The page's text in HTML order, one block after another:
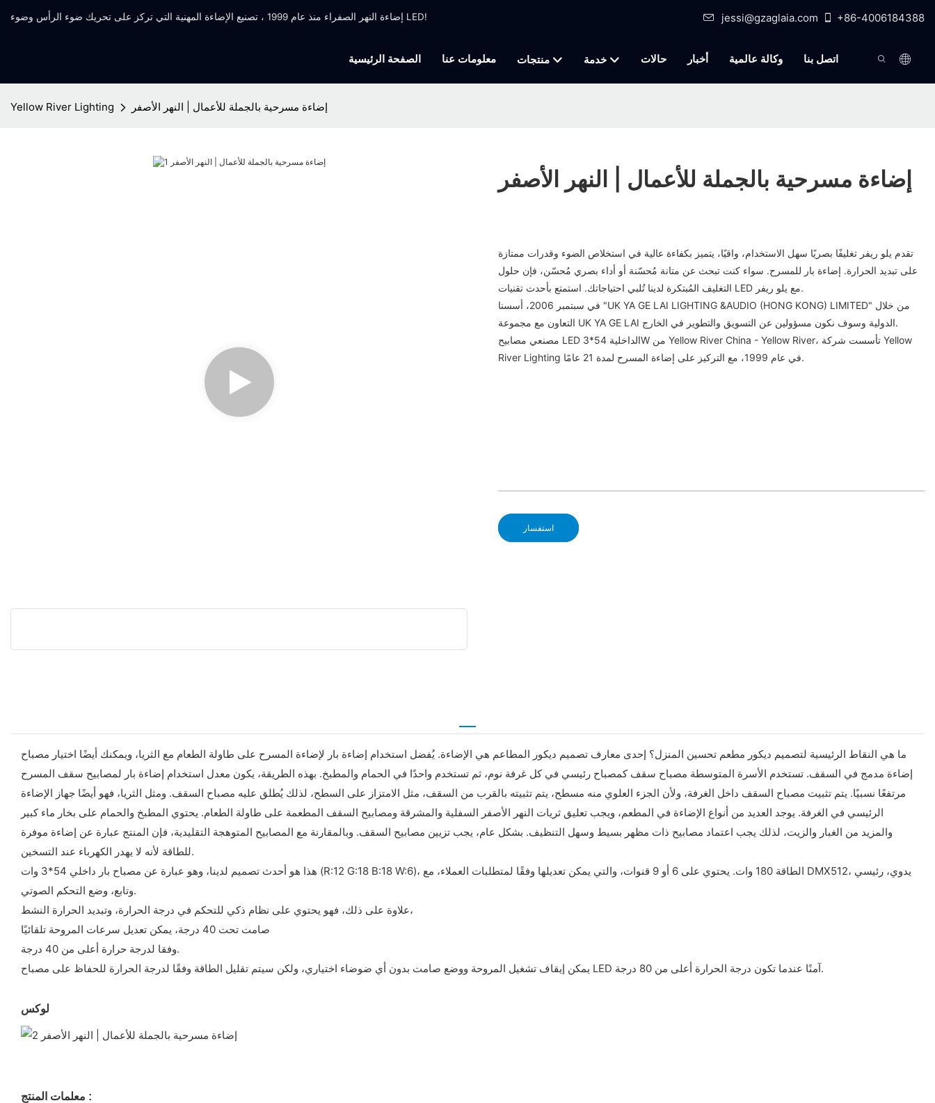
إضاءة النهر الصفراء منذ عام 1999 ، تصنيع الإضاءة المهنية التي تركز على تحريك ضوء الرأس وضوء LED! jessi@gzaglaia.com +86-4006184388
الصفحة الرئيسية معلومات عنا منتجات خدمة حالات أخبار وكالة عالمية اتصل بنا
Yellow River Lighting إضاءة مسرحية بالجملة للأعمال | النهر الأصفر
إضاءة مسرحية بالجملة للأعمال | النهر الأصفر
تقدم يلو ريفر تغليفًا بصريًا سهل الاستخدام، واقيًا، يتميز بكفاءة عالية في استخلاص الضوء وقدرات ممتازة
على تبديد الحرارة. إضاءة بار للمسرح. سواء كنت تبحث عن متانة مُحسّنة أو أداء بصري مُحسّن، فإن حلول
التغليف المُبتكرة لدينا تُلبي احتياجاتك. استمتع بأحدث تقنيات LED مع يلو ريفر.
في سبتمبر 2006، أسسنا "UK YA GE LAI LIGHTING &AUDIO (HONG KONG) LIMITED" من خلال
التعاون مع مجموعة UK YA GE LAI الدولية وسوف نكون مسؤولين عن التسويق والتطوير في الخارج.
مصنعي مصابيح LED الداخلية 54*3W من Yellow River China - Yellow River، تأسست شركة Yellow
River Lighting في عام 1999، مع التركيز على إضاءة المسرح لمدة 21 عامًا.
استفسار
ما هي النقاط الرئيسية لتصميم ديكور مطعم تحسين المنزل؟ إحدى معارف تصميم ديكور المطاعم هي الإضاءة. يُفضل استخدام إضاءة بار لإضاءة المسرح على طاولة الطعام مع الثريا، ويمكنك أيضًا اختيار مصباح
إضاءة مدمج في السقف. تستخدم الأسرة المتوسطة مصباح سقف كمصباح رئيسي في كل غرفة نوم، ثم تستخدم واحدًا في الحمام والمطبخ. بهذه الطريقة، يكون معدل استخدام إضاءة بار لمصابيح سقف المسرح
مرتفعًا نسبيًا. يتم تثبيت مصباح السقف داخل الغرفة، ولأن الجزء العلوي منه مسطح، يتم تثبيته بالقرب من السقف، مثل الامتزاز على السطح، لذلك يُطلق عليه مصباح السقف. ومثل الثريا، فهو أيضًا جهاز الإضاءة
الرئيسي في الغرفة. يوجد العديد من أنواع الإضاءة في المطعم، ويجب تعليق ثريات النهر الأصفر السفلية والمشرقة ومصابيح السقف المطعمة على طاولة الطعام. يحتوي المطبخ والحمام على بخار ماء كبير
والمزيد من الغبار والزيت، لذلك يجب اعتماد مصابيح ذات مظهر بسيط وسهل التنظيف. بشكل عام، يجب تزيين مصابيح السقف. وبالمقارنة مع المصابيح المتوهجة التقليدية، فإن المنتج عبارة عن إضاءة موفرة
للطاقة لأنه لا يهدر الكهرباء عند التسخين.
هذا هو أحدث تصميم لدينا، وهو عبارة عن مصباح بار داخلي 54*3 وات (R:12 G:18 B:18 W:6)، الطاقة 180 وات. يحتوي على 6 أو 9 قنوات، والتي يمكن تعديلها وفقًا لمتطلبات العملاء، مع DMX512، يدوي، رئيسي
وتابع، وضع التحكم الصوتي.
علاوة على ذلك، فهو يحتوي على نظام ذكي للتحكم في درجة الحرارة، وتبديد الحرارة النشط،
صامت تحت 40 درجة، يمكن تعديل سرعات المروحة تلقائيًا
وفقا لدرجة حرارة أعلى من 40 درجة.
يمكن إيقاف تشغيل المروحة ووضع صامت بدون أي ضوضاء اختياري، ولكن سيتم تقليل الطاقة وفقًا لدرجة الحرارة للحفاظ على مصباح LED آمنًا عندما تكون درجة الحرارة أعلى من 80 درجة.
لوكس
معلمات المنتج :